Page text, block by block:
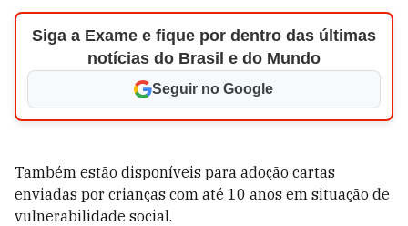
Siga a Exame e fique por dentro das últimas
notícias do Brasil e do Mundo
Seguir no Google
Também estão disponíveis para adoção cartas
enviadas por crianças com até 10 anos em situação de
vulnerabilidade social.